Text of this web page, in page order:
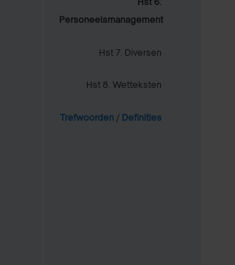
Personeelsmanagement
Hst 7. Diversen
Hst 8. Wetteksten
Trefwoorden / Definities